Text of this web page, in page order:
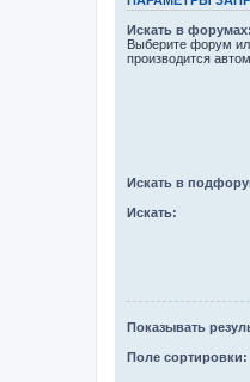
Искать в форумах:
Выберите форум
производится
Искать в
Искать:
Показывать
Поле сортировки: